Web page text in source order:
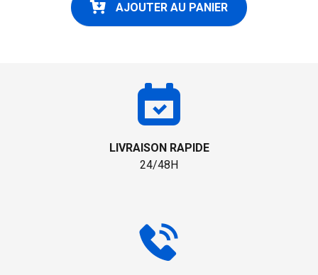
AJOUTER AU PANIER
LIVRAISON RAPIDE
24/48H